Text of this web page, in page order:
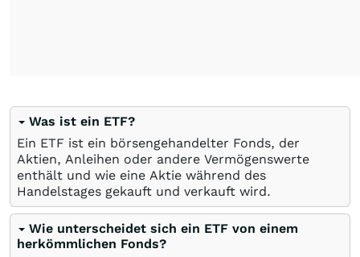
Was ist ein ETF?
Ein ETF ist ein börsengehandelter Fonds, der
Aktien, Anleihen oder andere Vermögenswerte
enthält und wie eine Aktie während des
Handelstages gekauft und verkauft wird.
Wie unterscheidet sich ein ETF von einem
herkömmlichen Fonds?